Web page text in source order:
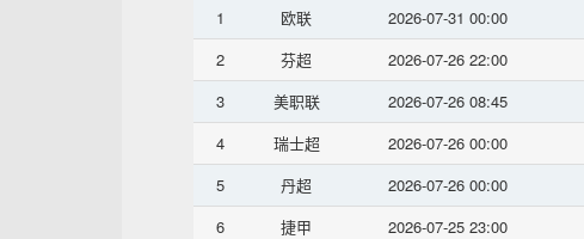
1 欧联 2026-07-31 00:00
2
芬超 2026-07-26 22:00
3
美职联 2026-07-26 08:45
4
瑞士超 2026-07-26 00:00
5
丹超 2026-07-26 00:00
6
捷甲 2026-07-25 23:00